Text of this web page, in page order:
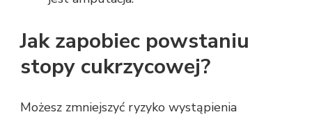
Jak zapobiec powstaniu
stopy cukrzycowej?
Możesz zmniejszyć ryzyko wystąpienia